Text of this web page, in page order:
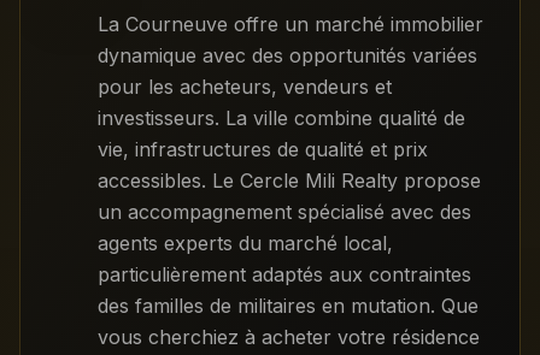
La Courneuve offre un marché immobilier
dynamique avec des opportunités variées
pour les acheteurs, vendeurs et
investisseurs. La ville combine qualité de
vie, infrastructures de qualité et prix
accessibles. Le Cercle Mili Realty propose
un accompagnement spécialisé avec des
agents experts du marché local,
particulièrement adaptés aux contraintes
des familles de militaires en mutation. Que
vous cherchiez à acheter votre résidence